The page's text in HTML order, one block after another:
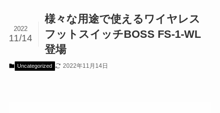
様々な用途で使えるワイヤレス
フットスイッチBOSS FS-1-WL
登場
2022
11/14
Uncategorized 2022年11月14日